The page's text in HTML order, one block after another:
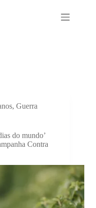
, Guerra
do mundo’
Contra